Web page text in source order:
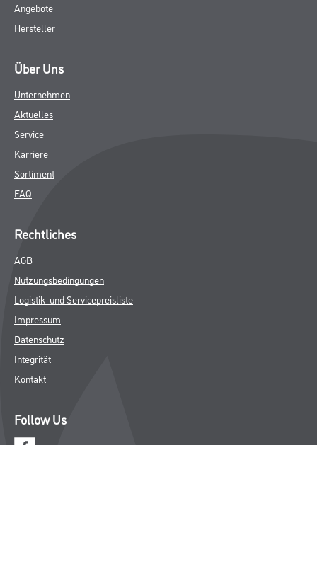
Angebote
Hersteller
Über Uns
Unternehmen
Aktuelles
Service
Karriere
Sortiment
FAQ
Rechtliches
AGB
Nutzungsbedingungen
Logistik- und Servicepreisliste
Impressum
Datenschutz
Integrität
Kontakt
Follow Us